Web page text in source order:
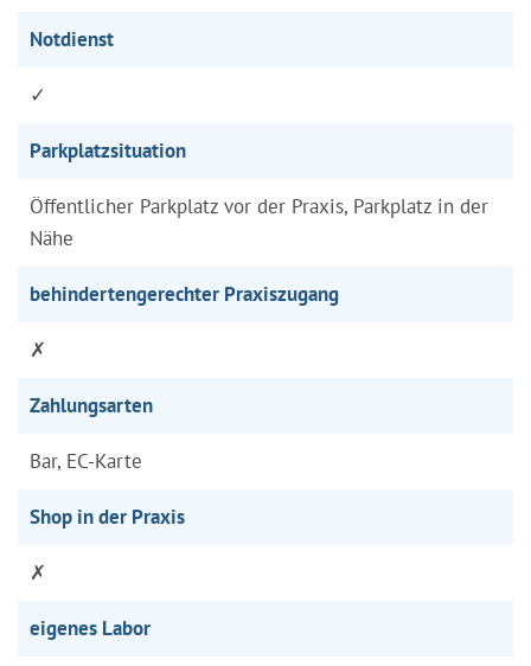
Notdienst
✓
Parkplatzsituation
Öffentlicher Parkplatz vor der Praxis, Parkplatz in der
Nähe
behindertengerechter Praxiszugang
✗
Zahlungsarten
Bar, EC-Karte
Shop in der Praxis
✗
eigenes Labor